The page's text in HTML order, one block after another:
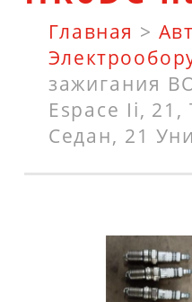
Главная >
зажигания
Espace Ii,
Седан, 21